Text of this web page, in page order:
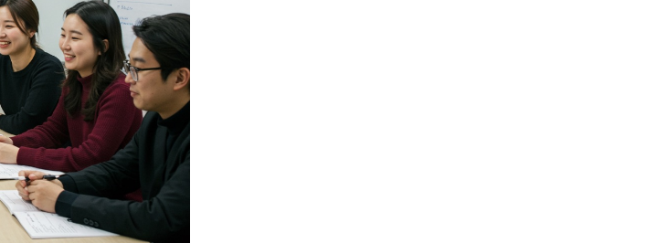
Company
회사소개
고객센터
구독 플랜
마이페이지
광고 및 제휴문의
구독자 의견